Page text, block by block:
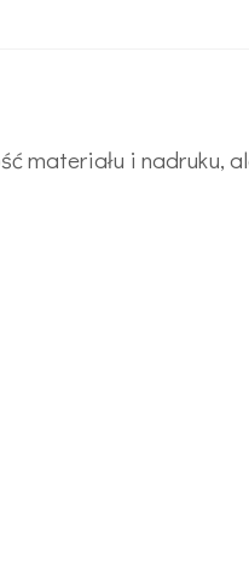
materiału i nadruku,